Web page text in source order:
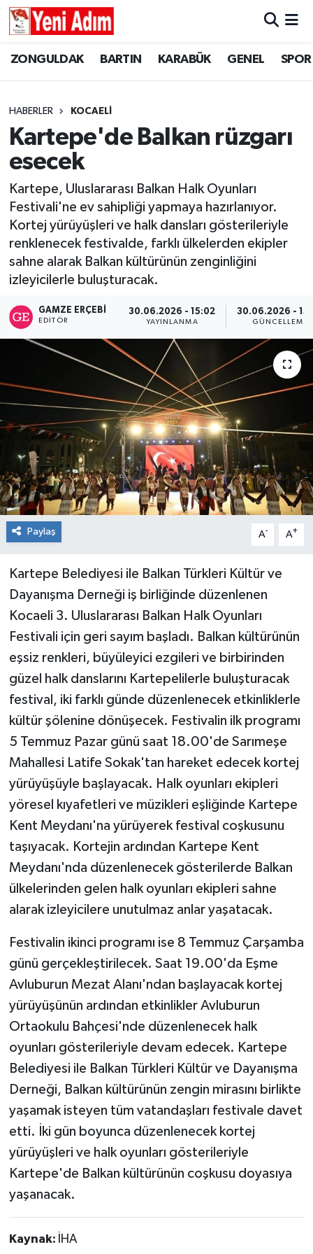
ZONGULDAK BARTIN KARABÜK GENEL SPOR
HABERLER KOCAELİ
Kartepe'de Balkan rüzgarı
esecek
Kartepe, Uluslararası Balkan Halk Oyunları
Festivali'ne ev sahipliği yapmaya hazırlanıyor.
Kortej yürüyüşleri ve halk dansları gösterileriyle
renklenecek festivalde, farklı ülkelerden ekipler
sahne alarak Balkan kültürünün zenginliğini
izleyicilerle buluşturacak.
GAMZE ERÇEBI
EDITÖR
30.06.2026 - 15:02
YAYINLANMA
30.06.2026 -
GÜNCELLEME
Paylaş A- A+
Kartepe Belediyesi ile Balkan Türkleri Kültür ve
Dayanışma Derneği iş birliğinde düzenlenen
Kocaeli 3. Uluslararası Balkan Halk Oyunları
Festivali için geri sayım başladı. Balkan kültürünün
eşsiz renkleri, büyüleyici ezgileri ve birbirinden
güzel halk danslarını Kartepelilerle buluşturacak
festival, iki farklı günde düzenlenecek etkinliklerle
kültür şölenine dönüşecek. Festivalin ilk programı
5 Temmuz Pazar günü saat 18.00'de Sarımeşe
Mahallesi Latife Sokak'tan hareket edecek kortej
yürüyüşüyle başlayacak. Halk oyunları ekipleri
yöresel kıyafetleri ve müzikleri eşliğinde Kartepe
Kent Meydanı'na yürüyerek festival coşkusunu
taşıyacak. Kortejin ardından Kartepe Kent
Meydanı'nda düzenlenecek gösterilerde Balkan
ülkelerinden gelen halk oyunları ekipleri sahne
alarak izleyicilere unutulmaz anlar yaşatacak.
Festivalin ikinci programı ise 8 Temmuz Çarşamba
günü gerçekleştirilecek. Saat 19.00'da Eşme
Avluburun Mezat Alanı'ndan başlayacak kortej
yürüyüşünün ardından etkinlikler Avluburun
Ortaokulu Bahçesi'nde düzenlenecek halk
oyunları gösterileriyle devam edecek. Kartepe
Belediyesi ile Balkan Türkleri Kültür ve Dayanışma
Derneği, Balkan kültürünün zengin mirasını birlikte
yaşamak isteyen tüm vatandaşları festivale davet
etti. İki gün boyunca düzenlenecek kortej
yürüyüşleri ve halk oyunları gösterileriyle
Kartepe'de Balkan kültürünün coşkusu doyasıya
yaşanacak.
Kaynak: İHA
ZONGULDAK
GÜNCEL
SİYASET
RESMİ İLAN
ZONGULDAK
GENEL
SPOR
SİYASET
SAĞLIK
RESMİ İLAN
Zonguldak Hava Durumu
Tüm Manşetler
Son Dakika Haberleri
Haber Arşivi